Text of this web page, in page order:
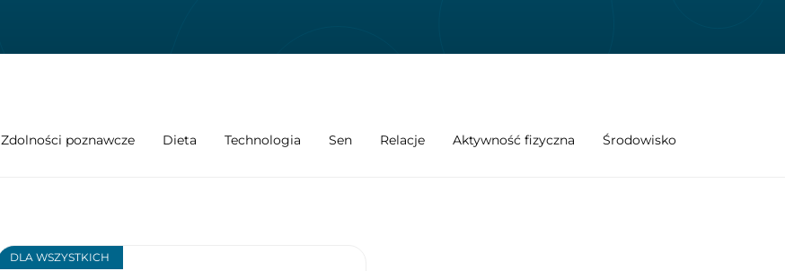
Zdolności poznawcze Dieta Technologia Sen Relacje Aktywność fizyczna Środowisko
DLA WSZYSTKICH